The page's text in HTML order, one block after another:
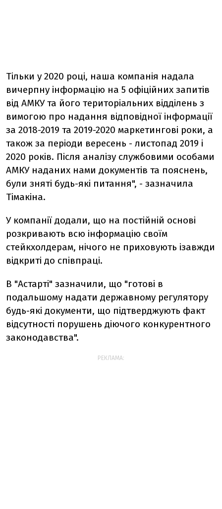
Тільки у 2020 році, наша компанія надала
вичерпну інформацію на 5 офіційних запитів
від АМКУ та його територіальних відділень з
вимогою про надання відповідної інформації
за 2018-2019 та 2019-2020 маркетингові роки, а
також за періоди вересень - листопад 2019 і
2020 років. Після аналізу службовими особами
АМКУ наданих нами документів та пояснень,
були зняті будь-які питання", - зазначила
Тімакіна.
У компанії додали, що на постійній основі
розкривають всю інформацію своїм
стейкхолдерам, нічого не приховують ізавжди
відкриті до співпраці.
В "Астарті" зазначили, що "готові в
подальшому надати державному регулятору
будь-які документи, що підтверджують факт
відсутності порушень діючого конкурентного
законодавства".
РЕКЛАМА: